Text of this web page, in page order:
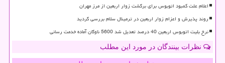
اعلام علت کمبود اتوبوس برای برگشت زوار اربعین از مرز مهران
روند پذیرش و اعزام زوار اربعین در ترمینال سلام بررسی گردید
نرخ بلیت اتوبوس اربعین 40 درصد تعدیل شد 5600 ناوگان آماده خدمت رسانی
نظرات بینندگان در مورد این مطلب